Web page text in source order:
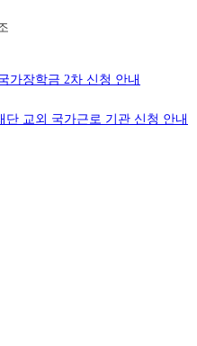
장학금 2차 신청 안내
단 교외 국가근로 기관 신청 안내